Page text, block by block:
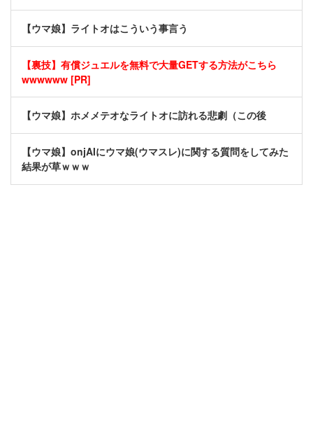
【ウマ娘】ライトオはこういう事言う
【裏技】有償ジュエルを無料で大量GETする方法がこちら
wwwwww [PR]
【ウマ娘】ホメメテオなライトオに訪れる悲劇（この後
【ウマ娘】onjAIにウマ娘(ウマスレ)に関する質問をしてみた
結果が草ｗｗｗ